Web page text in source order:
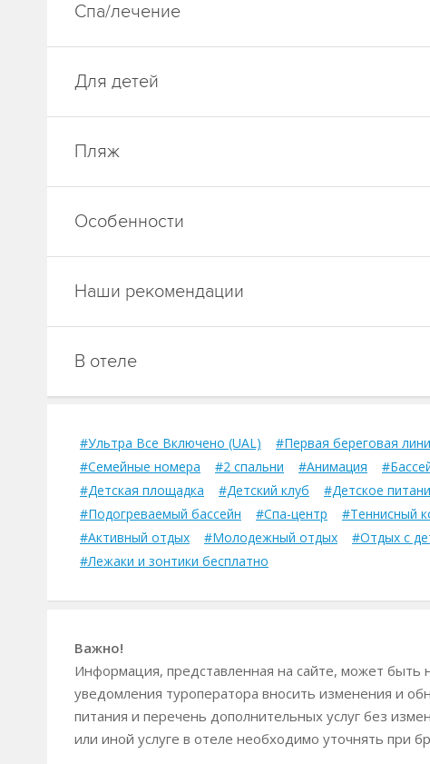
Спа/лечение
Для детей
Пляж
Особенности
Наши рекомендации
В отеле
#Ультра Все Включено (UAL) #Первая береговая
#Семейные номера
#2 спальни #Анимация
#Детская площадка
#Детский клуб #Детское
#Подогреваемый бассейн
#Спа-центр #Теннисный
#Активный отдых
#Молодежный отдых #Отдых с
#Лежаки и зонтики бесплатно
Важно!
Информация, представленная на сайте, может быть
уведомления туроператора вносить изменения и
питания и перечень дополнительных услуг без
или иной услуге в отеле необходимо уточнять при